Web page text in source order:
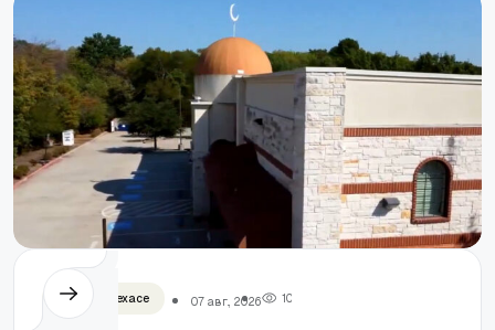
Мечеть в Техасе 07 авг., 2026 10